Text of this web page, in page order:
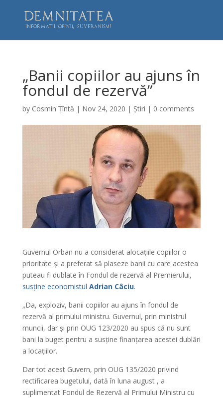
„Banii copiilor au ajuns în
fondul de rezervă”
by Cosmin Țîntă | Nov 24, 2020 | Știri | 0 comments
Guvernul Orban nu a considerat alocațiile copiilor o
prioritate și a preferat să plaseze banii cu care acestea
puteau fi dublate în Fondul de rezervă al Premierului,
susține economistul Adrian Câciu.
„Da, exploziv, banii copiilor au ajuns în fondul de
rezervă al primului ministru. Guvernul, prin ministrul
muncii, dar și prin OUG 123/2020 au spus că nu sunt
bani la buget pentru a susține finanțarea acestei dublări
a locațiilor.
Dar tot acest Guvern, prin OUG 135/2020 privind
rectificarea bugetului, dată în luna august , a
suplimentat Fondul de Rezervă al Primului Ministru cu